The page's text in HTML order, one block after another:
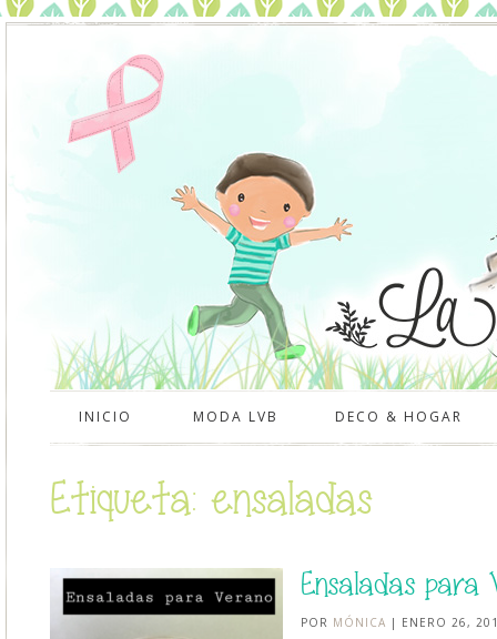
INICIO MODA LVB DECO & HOGAR
Etiqueta: ensaladas
Ensaladas para
POR MÓNICA | ENERO 26,